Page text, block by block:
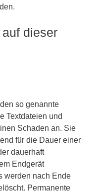
dieser
so genannte
Textdateien und
Schaden an. Sie
für die Dauer einer
dauerhaft
Endgerät
werden nach Ende
Permanente